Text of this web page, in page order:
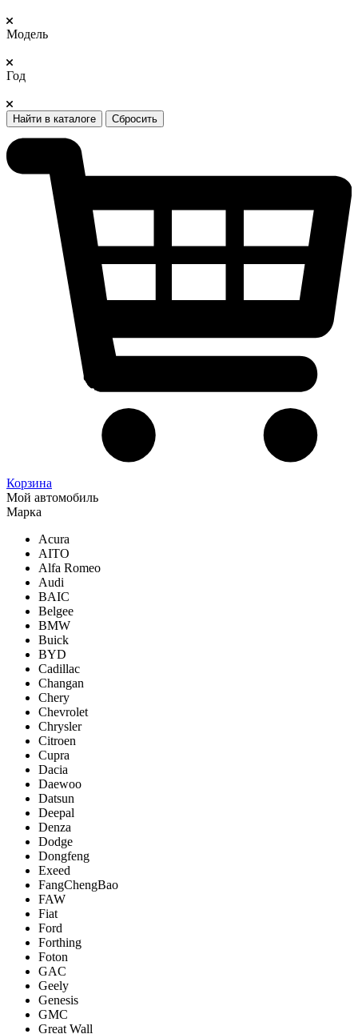
Модель
Год
Найти в каталоге Сбросить
Корзина
Мой автомобиль
Марка
Acura
AITO
Alfa Romeo
Audi
BAIC
Belgee
BMW
Buick
BYD
Cadillac
Changan
Chery
Chevrolet
Chrysler
Citroen
Cupra
Dacia
Daewoo
Datsun
Deepal
Denza
Dodge
Dongfeng
Exeed
FangChengBao
FAW
Fiat
Ford
Forthing
Foton
GAC
Geely
Genesis
GMC
Great Wall